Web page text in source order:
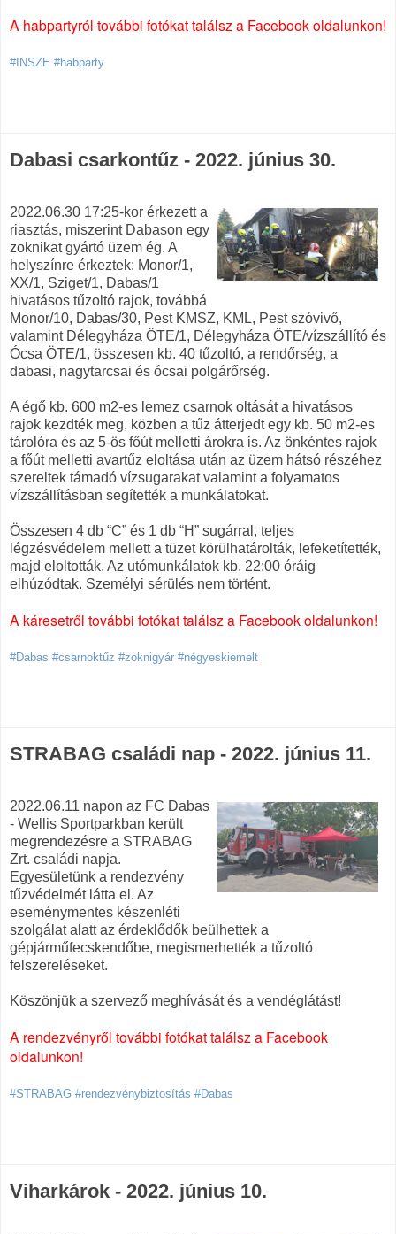
A habpartyról további fotókat találsz a Facebook oldalunkon!
#INSZE #habparty
Dabasi csarkontűz - 2022. június 30.
2022.06.30 17:25-kor érkezett a
riasztás, miszerint Dabason egy
zoknikat gyártó üzem ég. A
helyszínre érkeztek: Monor/1,
XX/1, Sziget/1, Dabas/1
hivatásos tűzoltó rajok, továbbá
Monor/10, Dabas/30, Pest KMSZ, KML, Pest szóvivő,
valamint Délegyháza ÖTE/1, Délegyháza ÖTE/vízszállító és
Ócsa ÖTE/1, összesen kb. 40 tűzoltó, a rendőrség, a
dabasi, nagytarcsai és ócsai polgárőrség.
A égő kb. 600 m2-es lemez csarnok oltását a hivatásos
rajok kezdték meg, közben a tűz átterjedt egy kb. 50 m2-es
tárolóra és az 5-ös főút melletti árokra is. Az önkéntes rajok
a főút melletti avartűz eloltása után az üzem hátsó részéhez
szereltek támadó vízsugarakat valamint a folyamatos
vízszállításban segítették a munkálatokat.
Összesen 4 db “C” és 1 db “H” sugárral, teljes
légzésvédelem mellett a tüzet körülhatárolták, lefeketítették,
majd eloltották. Az utómunkálatok kb. 22:00 óráig
elhúzódtak. Személyi sérülés nem történt.
A káresetről további fotókat találsz a Facebook oldalunkon!
#Dabas #csarnoktűz #zoknigyár #négyeskiemelt
STRABAG családi nap - 2022. június 11.
2022.06.11 napon az FC Dabas
- Wellis Sportparkban került
megrendezésre a STRABAG
Zrt. családi napja.
Egyesületünk a rendezvény
tűzvédelmét látta el. Az
eseménymentes készenléti
szolgálat alatt az érdeklődők beülhettek a
gépjárműfecskendőbe, megismerhették a tűzoltó
felszereléseket.
Köszönjük a szervező meghívását és a vendéglátást!
A rendezvényről további fotókat találsz a Facebook
oldalunkon!
#STRABAG #rendezvénybiztosítás #Dabas
Viharkárok - 2022. június 10.